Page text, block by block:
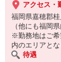
アクセス・
福岡県嘉穂郡
（他にも福岡
※勤務地はご希
内のエリアとな
待遇